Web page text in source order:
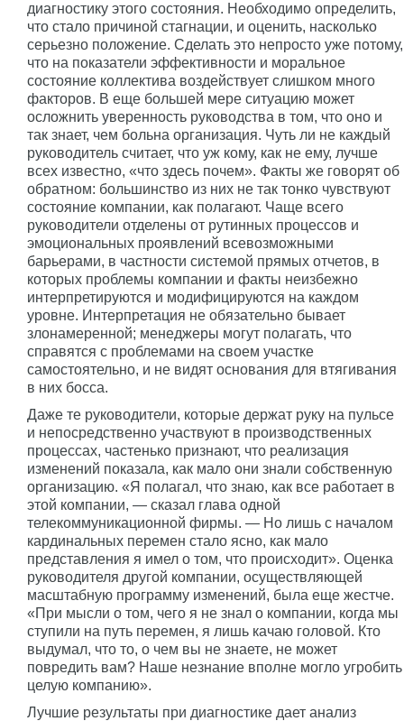
диагностику этого состояния. Необходимо определить,
что стало причиной стагнации, и оценить, насколько
серьезно положение. Сделать это непросто уже потому,
что на показатели эффективности и моральное
состояние коллектива воздействует слишком много
факторов. В еще большей мере ситуацию может
осложнить уверенность руководства в том, что оно и
так знает, чем больна организация. Чуть ли не каждый
руководитель считает, что уж кому, как не ему, лучше
всех известно, «что здесь почем». Факты же говорят об
обратном: большинство из них не так тонко чувствуют
состояние компании, как полагают. Чаще всего
руководители отделены от рутинных процессов и
эмоциональных проявлений всевозможными
барьерами, в частности системой прямых отчетов, в
которых проблемы компании и факты неизбежно
интерпретируются и модифицируются на каждом
уровне. Интерпретация не обязательно бывает
злонамеренной; менеджеры могут полагать, что
справятся с проблемами на своем участке
самостоятельно, и не видят основания для втягивания
в них босса.
Даже те руководители, которые держат руку на пульсе
и непосредственно участвуют в производственных
процессах, частенько признают, что реализация
изменений показала, как мало они знали собственную
организацию. «Я полагал, что знаю, как все работает в
этой компании, — сказал глава одной
телекоммуникационной фирмы. — Но лишь с началом
кардинальных перемен стало ясно, как мало
представления я имел о том, что происходит». Оценка
руководителя другой компании, осуществляющей
масштабную программу изменений, была еще жестче.
«При мысли о том, чего я не знал о компании, когда мы
ступили на путь перемен, я лишь качаю головой. Кто
выдумал, что то, о чем вы не знаете, не может
повредить вам? Наше незнание вполне могло угробить
целую компанию».
Лучшие результаты при диагностике дает анализ